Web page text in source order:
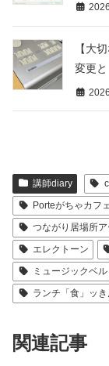
【大
変更
講師diary
Porteがちゃカフ
つながり居場所ア
エレクトーン
ミュージックベル
ランチ「食」ッき
関連記事